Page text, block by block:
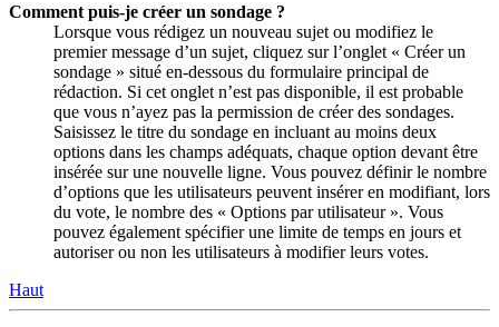
Comment puis-je créer un sondage ?
Lorsque vous rédigez un nouveau sujet ou modifiez le
premier message d’un sujet, cliquez sur l’onglet « Créer un
sondage » situé en-dessous du formulaire principal de
rédaction. Si cet onglet n’est pas disponible, il est probable
que vous n’ayez pas la permission de créer des sondages.
Saisissez le titre du sondage en incluant au moins deux
options dans les champs adéquats, chaque option devant être
insérée sur une nouvelle ligne. Vous pouvez définir le nombre
d’options que les utilisateurs peuvent insérer en modifiant, lors
du vote, le nombre des « Options par utilisateur ». Vous
pouvez également spécifier une limite de temps en jours et
autoriser ou non les utilisateurs à modifier leurs votes.
Haut